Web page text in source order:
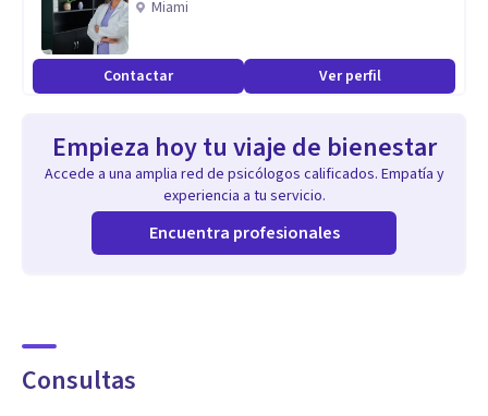
Miami
Contactar Ver perfil
Empieza hoy tu viaje de bienestar
Accede a una amplia red de psicólogos calificados. Empatía y
experiencia a tu servicio.
Encuentra profesionales
Consultas